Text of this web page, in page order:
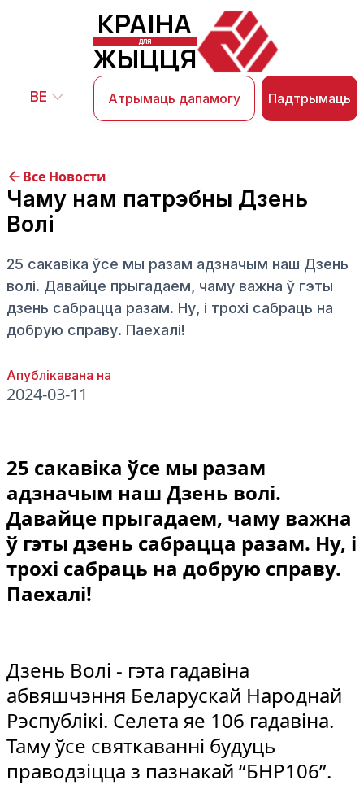
КРАІНА
ДЛЯ
ЖЫЦЦЯ
BE Атрымаць дапамогу Падтрымаць
Все Новости
Чаму нам патрэбны Дзень
Волі
25 сакавіка ўсе мы разам адзначым наш Дзень
волі. Давайце прыгадаем, чаму важна ў гэты
дзень сабрацца разам. Ну, і трохі сабраць на
добрую справу. Паехалі!
Апублікавана на
2024-03-11
25 сакавіка ўсе мы разам
адзначым наш Дзень волі.
Давайце прыгадаем, чаму важна
ў гэты дзень сабрацца разам. Ну, і
трохі сабраць на добрую справу.
Паехалі!
Дзень Волі - гэта гадавіна
абвяшчэння Беларускай Народнай
Рэспублікі. Селета яе 106 гадавіна.
Таму ўсе святкаванні будуць
праводзіцца з пазнакай “БНР106”.